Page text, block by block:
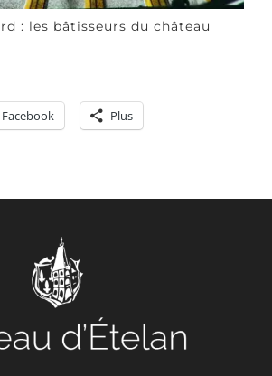
: les bâtisseurs du château
Facebook Plus